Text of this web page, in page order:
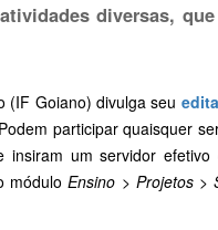
diversas,
(IF Goiano) divulga seu
participar quaisquer
insiram um servidor
móduloEnsino > Projetos>